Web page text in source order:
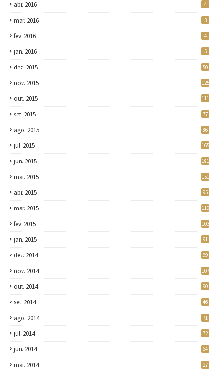
abr. 2016 4
mar. 2016 3
fev. 2016 4
jan. 2016 5
dez. 2015 50
nov. 2015 125
out. 2015 111
set. 2015 77
ago. 2015 86
jul. 2015 165
jun. 2015 181
mai. 2015 151
abr. 2015 95
mar. 2015 119
fev. 2015 103
jan. 2015 91
dez. 2014 99
nov. 2014 107
out. 2014 90
set. 2014 46
ago. 2014 71
jul. 2014 72
jun. 2014 64
mai. 2014 27